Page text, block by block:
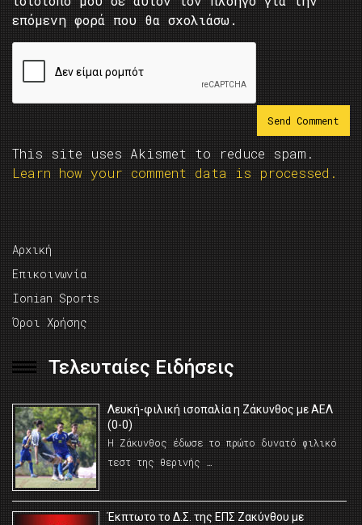
επόμενη φορά που θα σχολιάσω.
This site uses Akismet to reduce spam.
Learn how your comment data is processed.
Αρχική
Επικοινωνία
Ionian Sports
Όροι Χρήσης
Τελευταίες Ειδήσεις
Λευκή-φιλική ισοπαλία η Ζάκυνθος με ΑΕΛ
(0-0)
Η Ζάκυνθος έδωσε το πρώτο δυνατό φιλικό
τεστ της θερινής …
Έκπτωτο το Δ.Σ. της ΕΠΣ Ζακύνθου με